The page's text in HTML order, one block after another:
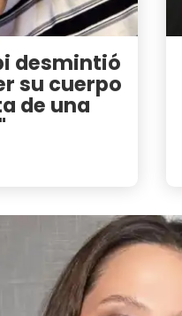
desmintió
su cuerpo
de una